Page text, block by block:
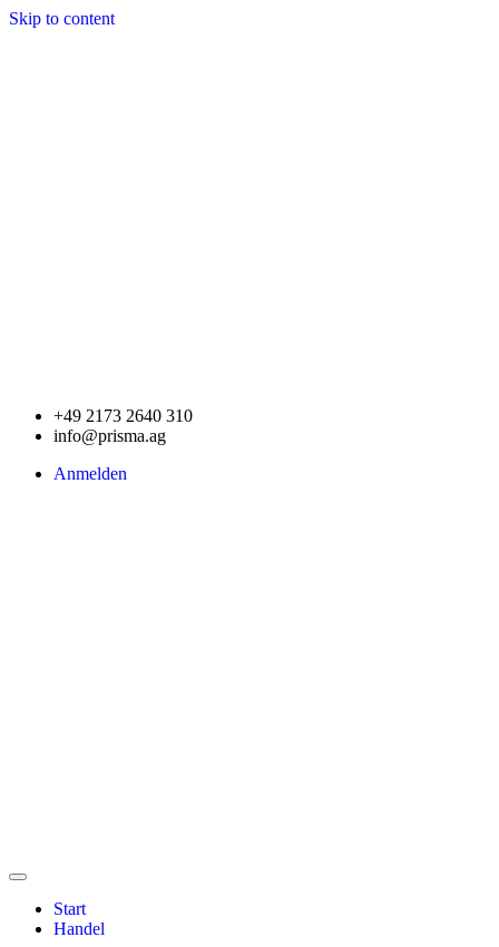
Skip to content
+49 2173 2640 310
info@prisma.ag
Anmelden
Start
Handel